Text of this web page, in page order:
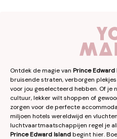
Ontdek de magie van Prince Edward
bruisende straten, verborgen
voor jou geselecteerd hebben. Of je
cultuur, lekker wilt shoppen of
zorgen voor de perfecte
miljoen hotels wereldwijd en
luchtvaartmaatschappijen regel je
Prince Edward Islandbegint hier.